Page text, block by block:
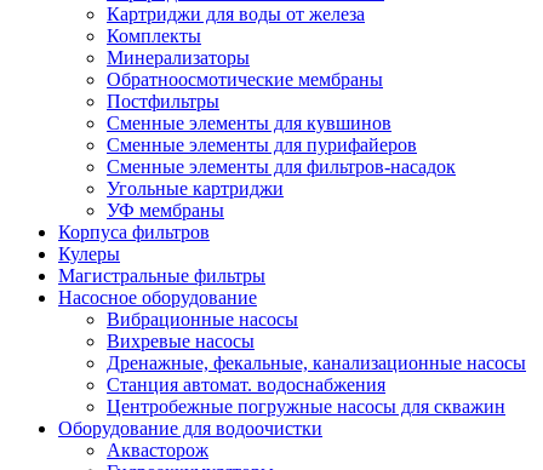
Картриджи для воды от железа
Комплекты
Минерализаторы
Обратноосмотические мембраны
Постфильтры
Сменные элементы для кувшинов
Сменные элементы для пурифайеров
Сменные элементы для фильтров-насадок
Угольные картриджи
УФ мембраны
Корпуса фильтров
Кулеры
Магистральные фильтры
Насосное оборудование
Вибрационные насосы
Вихревые насосы
Дренажные, фекальные, канализационные насосы
Станция автомат. водоснабжения
Центробежные погружные насосы для скважин
Оборудование для водоочистки
Аквасторож